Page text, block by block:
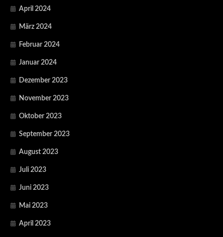
April 2024
März 2024
Februar 2024
Januar 2024
Dezember 2023
November 2023
Oktober 2023
September 2023
August 2023
Juli 2023
Juni 2023
Mai 2023
April 2023